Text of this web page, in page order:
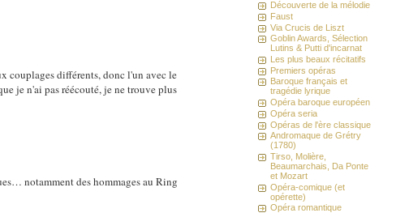
couplages différents, donc l'un avec le
je n'ai pas réécouté, je ne trouve plus
notamment des hommages au Ring
Découverte de la mélodie
Faust
Via Crucis de Liszt
Goblin Awards, Sélection
Lutins & Putti d'incarnat
Les plus beaux récitatifs
Premiers opéras
Baroque français et
tragédie lyrique
Opéra baroque européen
Opéra seria
Opéras de l'ère classique
Andromaque de Grétry
(1780)
Tirso, Molière,
Beaumarchais, Da Ponte
et Mozart
Opéra-comique (et
opérette)
Opéra romantique